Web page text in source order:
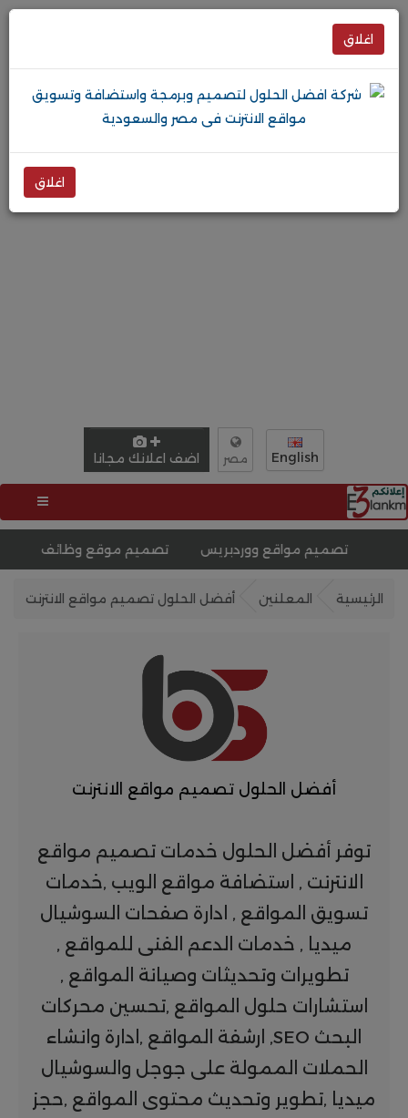
English مصر اضف اعلانك مجانا
تصميم مواقع ووردبريس تصميم موقع وظائف
الرئيسية المعلنين أفضل الحلول تصميم مواقع الانترنت
أفضل الحلول تصميم مواقع الانترنت
توفر أفضل الحلول خدمات تصميم مواقع
الانترنت , استضافة مواقع الويب ,خدمات
تسويق المواقع , ادارة صفحات السوشيال
ميديا , خدمات الدعم الفنى للمواقع ,
تطويرات وتحديثات وصيانة المواقع ,
استشارات حلول المواقع ,تحسين محركات
البحث SEO, ارشفة المواقع ,ادارة وانشاء
الحملات الممولة على جوجل والسوشيال
ميديا ,تطوير وتحديث محتوى المواقع ,حجز
اغلاق
اغلاق